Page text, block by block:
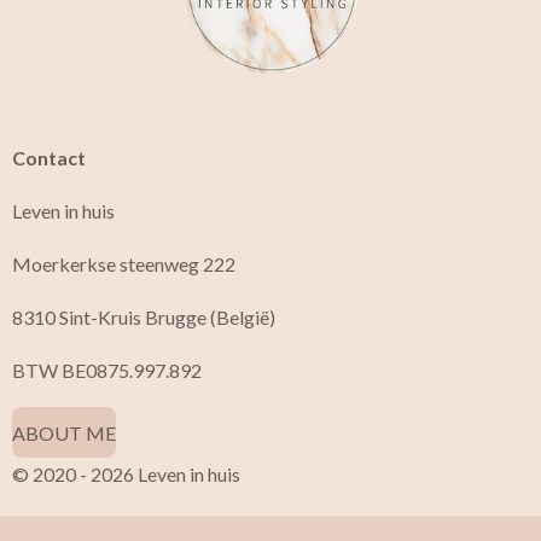
k
Contact
Leven in huis
Moerkerkse steenweg 222
8310 Sint-Kruis Brugge (België)
BTW BE0875.997.892
ABOUT ME
© 2020 - 2026 Leven in huis